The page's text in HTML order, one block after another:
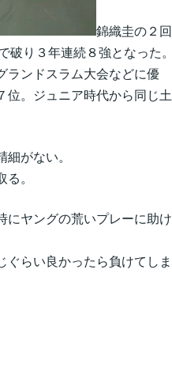
錦織圭の２回
破り３年連続８強となった。
ランドスラム大会などに優
位。ジュニア時代から同じ土
がない。
。
にヤングの荒いプレーに助け
ぐらい良かったら負けてしま